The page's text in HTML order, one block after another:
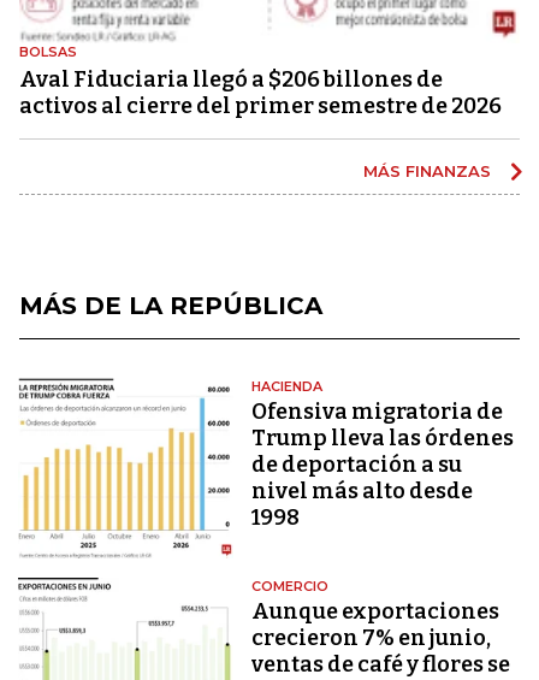
BOLSAS
Aval Fiduciaria llegó a $206 billones de
activos al cierre del primer semestre de 2026
MÁS FINANZAS
MÁS DE LA REPÚBLICA
HACIENDA
Ofensiva migratoria de
Trump lleva las órdenes
de deportación a su
nivel más alto desde
1998
COMERCIO
Aunque exportaciones
crecieron 7% en junio,
ventas de café y flores se